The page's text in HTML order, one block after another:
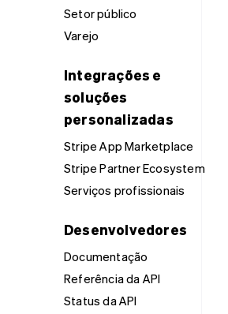
Setor público
Varejo
Integrações e
soluções
personalizadas
Stripe App Marketplace
Stripe Partner Ecosystem
Serviços profissionais
Desenvolvedores
Documentação
Referência da API
Status da API